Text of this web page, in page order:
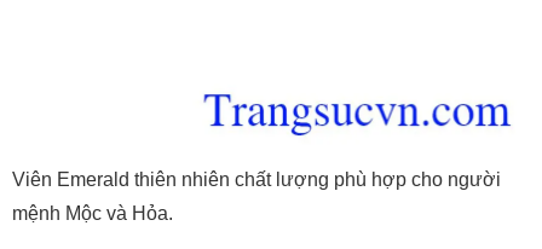
Viên Emerald thiên nhiên chất lượng phù hợp cho người
mệnh Mộc và Hỏa.